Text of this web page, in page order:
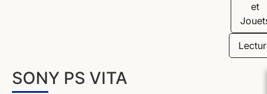
et
SONY PS VITA